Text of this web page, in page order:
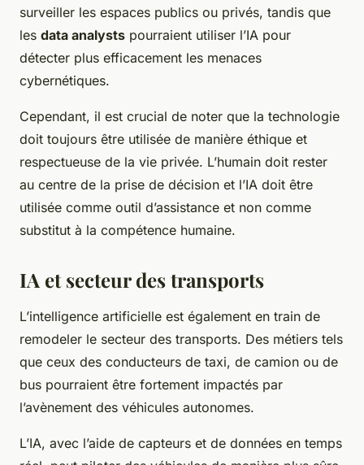
surveiller les espaces publics ou privés, tandis que
les data analysts pourraient utiliser l’IA pour
détecter plus efficacement les menaces
cybernétiques.
Cependant, il est crucial de noter que la technologie
doit toujours être utilisée de manière éthique et
respectueuse de la vie privée. L’humain doit rester
au centre de la prise de décision et l’IA doit être
utilisée comme outil d’assistance et non comme
substitut à la compétence humaine.
IA et secteur des transports
L’intelligence artificielle est également en train de
remodeler le secteur des transports. Des métiers tels
que ceux des conducteurs de taxi, de camion ou de
bus pourraient être fortement impactés par
l’avènement des véhicules autonomes.
L’IA, avec l’aide de capteurs et de données en temps